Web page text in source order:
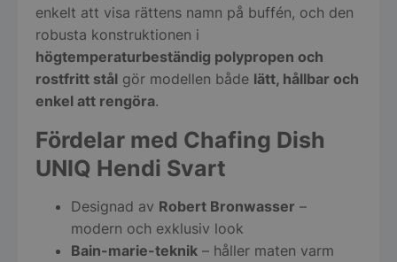
enkelt att visa rättens namn på buffén, och den
robusta konstruktionen i
högtemperaturbeständig polypropen och
rostfritt stål gör modellen både lätt, hållbar och
enkel att rengöra.
Fördelar med Chafing Dish
UNIQ Hendi Svart
Designad av Robert Bronwasser –
modern och exklusiv look
Bain-marie-teknik – håller maten varm